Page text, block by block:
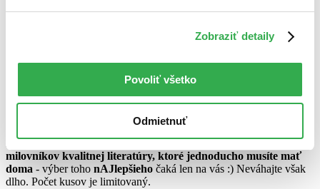
Zobraziť detaily
Povoliť všetko
Odmietnuť
Pre všetkýchvášnivých čitateľovkníhv angličtine, pre všetkých
milovníkov kvalitnej literatúry, ktoré jednoducho musíte mať
doma - výber toho nAJlepšieho čaká len na vás :) Neváhajte však
dlho. Počet kusov je limitovaný.